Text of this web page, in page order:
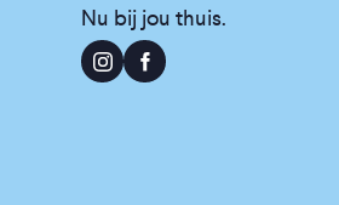
Nu bij jou thuis.